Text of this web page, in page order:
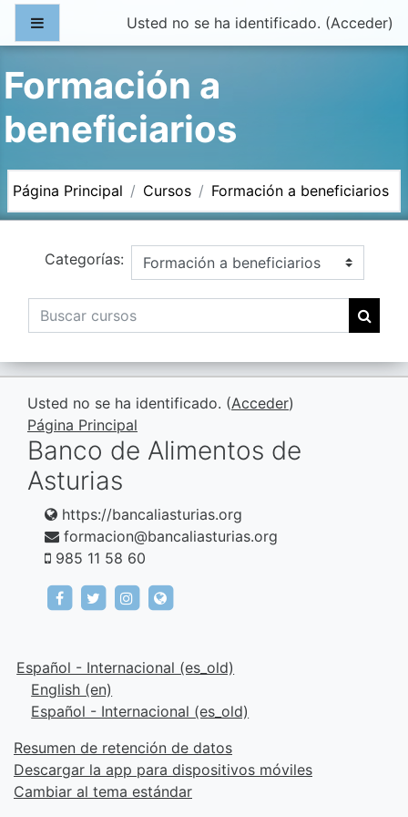
Salta al contenido principal
Panel lateralUsted no se ha identificado. (Acceder)
Formación a
beneficiarios
Página Principal Cursos Formación a beneficiarios
Categorías:
Buscar cursos
Usted no se ha identificado. (Acceder)
Página Principal
Banco de Alimentos de
Asturias
https://bancaliasturias.org
formacion@bancaliasturias.org
985 11 58 60
https://www.facebook.com/
https://twitter.com/bancaliasturias
https://www.instagram.com/
Español - Internacional ‎(es_old)‎
English ‎(en)‎
Español - Internacional ‎(es_old)‎
Resumen de retención de datos
Descargar la app para dispositivos móviles
Cambiar al tema estándar